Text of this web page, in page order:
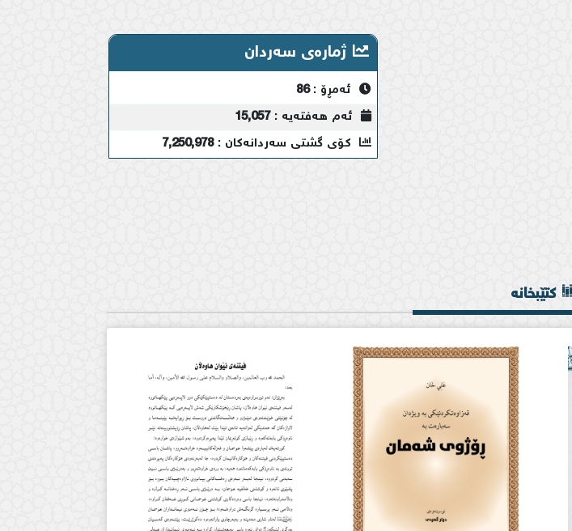
ژمارەی سەردان
ئەمڕۆ :86
ئەم هەفتەیە :15,057
کۆی گشتی سەردانەکان :7,250,978
کتێبخانە